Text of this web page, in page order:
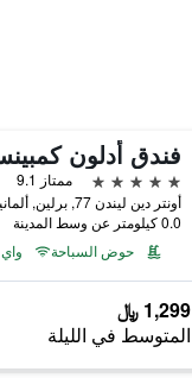
فندق أدلون
5 نجوم
ممتاز 9.1
أونتر دين ليندن 77, برلين, ألمانيا
0.0 كيلومتر عن وسط المدينة
حوض السباحة
1,299 ﷼
المتوسط في الليلة